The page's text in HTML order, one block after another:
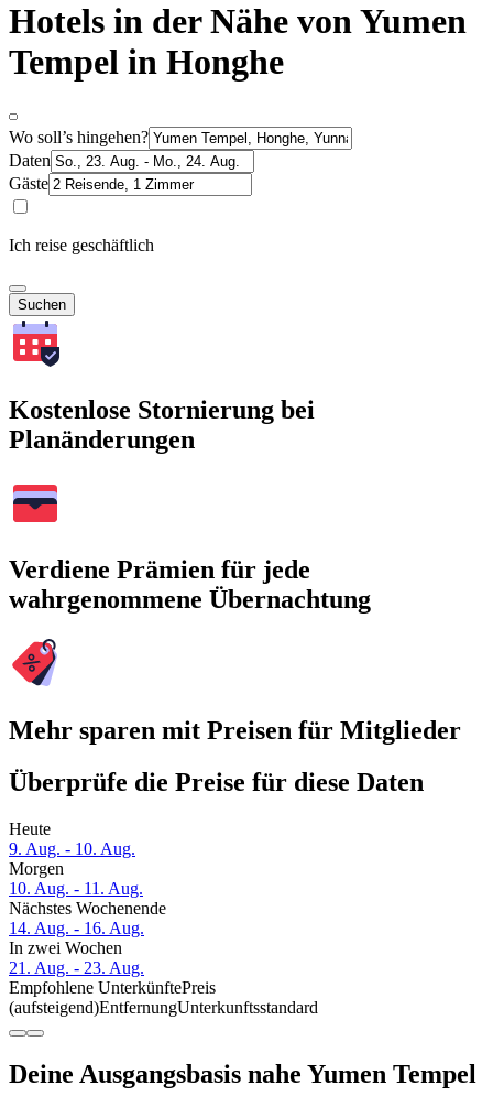
Hotels in der Nähe von Yumen
Tempel in Honghe
Wo soll’s hingehen?
Daten
Gäste
Ich reise geschäftlich
Suchen
Kostenlose Stornierung bei
Planänderungen
Verdiene Prämien für jede
wahrgenommene Übernachtung
Mehr sparen mit Preisen für Mitglieder
Überprüfe die Preise für diese Daten
Heute
9. Aug. - 10. Aug.
Morgen
10. Aug. - 11. Aug.
Nächstes Wochenende
14. Aug. - 16. Aug.
In zwei Wochen
21. Aug. - 23. Aug.
Empfohlene UnterkünftePreis
(aufsteigend)EntfernungUnterkunftsstandard
Deine Ausgangsbasis nahe Yumen Tempel